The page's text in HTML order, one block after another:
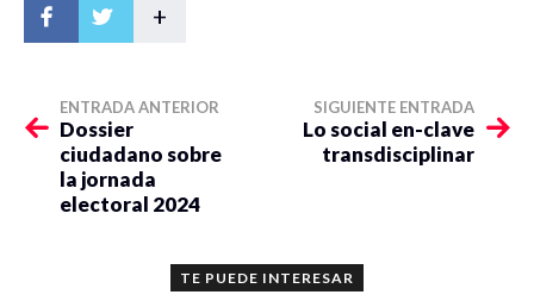
+
ENTRADA ANTERIOR
Dossier
ciudadano sobre
la jornada
electoral 2024
SIGUIENTE ENTRADA
Lo social en-clave
transdisciplinar
TE PUEDE INTERESAR